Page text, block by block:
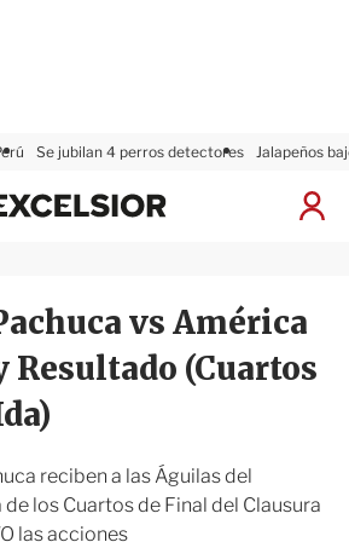
Se jubilan 4 perros detectores Jalapeños
I
S
x
r
vs América
Resultado (Cuartos
reciben a las Águilas del
los Cuartos de Final del Clausura
las acciones